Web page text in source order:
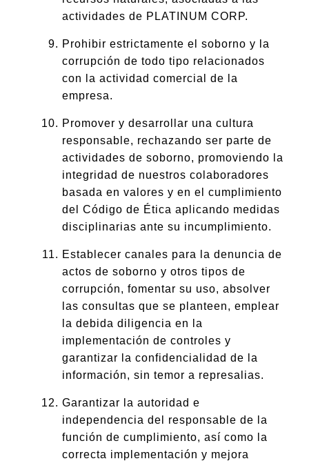
actividades de PLATINUM CORP.
Prohibir estrictamente el soborno y la
corrupción de todo tipo relacionados
con la actividad comercial de la
empresa.
Promover y desarrollar una cultura
responsable, rechazando ser parte de
actividades de soborno, promoviendo la
integridad de nuestros colaboradores
basada en valores y en el cumplimiento
del Código de Ética aplicando medidas
disciplinarias ante su incumplimiento.
Establecer canales para la denuncia de
actos de soborno y otros tipos de
corrupción, fomentar su uso, absolver
las consultas que se planteen, emplear
la debida diligencia en la
implementación de controles y
garantizar la confidencialidad de la
información, sin temor a represalias.
Garantizar la autoridad e
independencia del responsable de la
función de cumplimiento, así como la
correcta implementación y mejora